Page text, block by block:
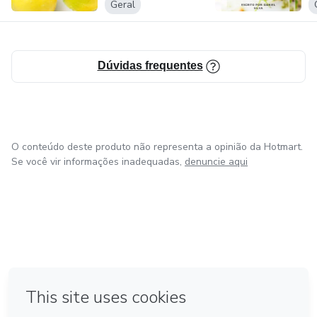
Geral
Dúvidas frequentes
O conteúdo deste produto não representa a opinião da Hotmart.
Se você vir informações inadequadas, denuncie aqui
Feito com ❤ na Cidade do México